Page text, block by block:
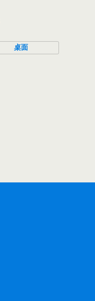
桌面